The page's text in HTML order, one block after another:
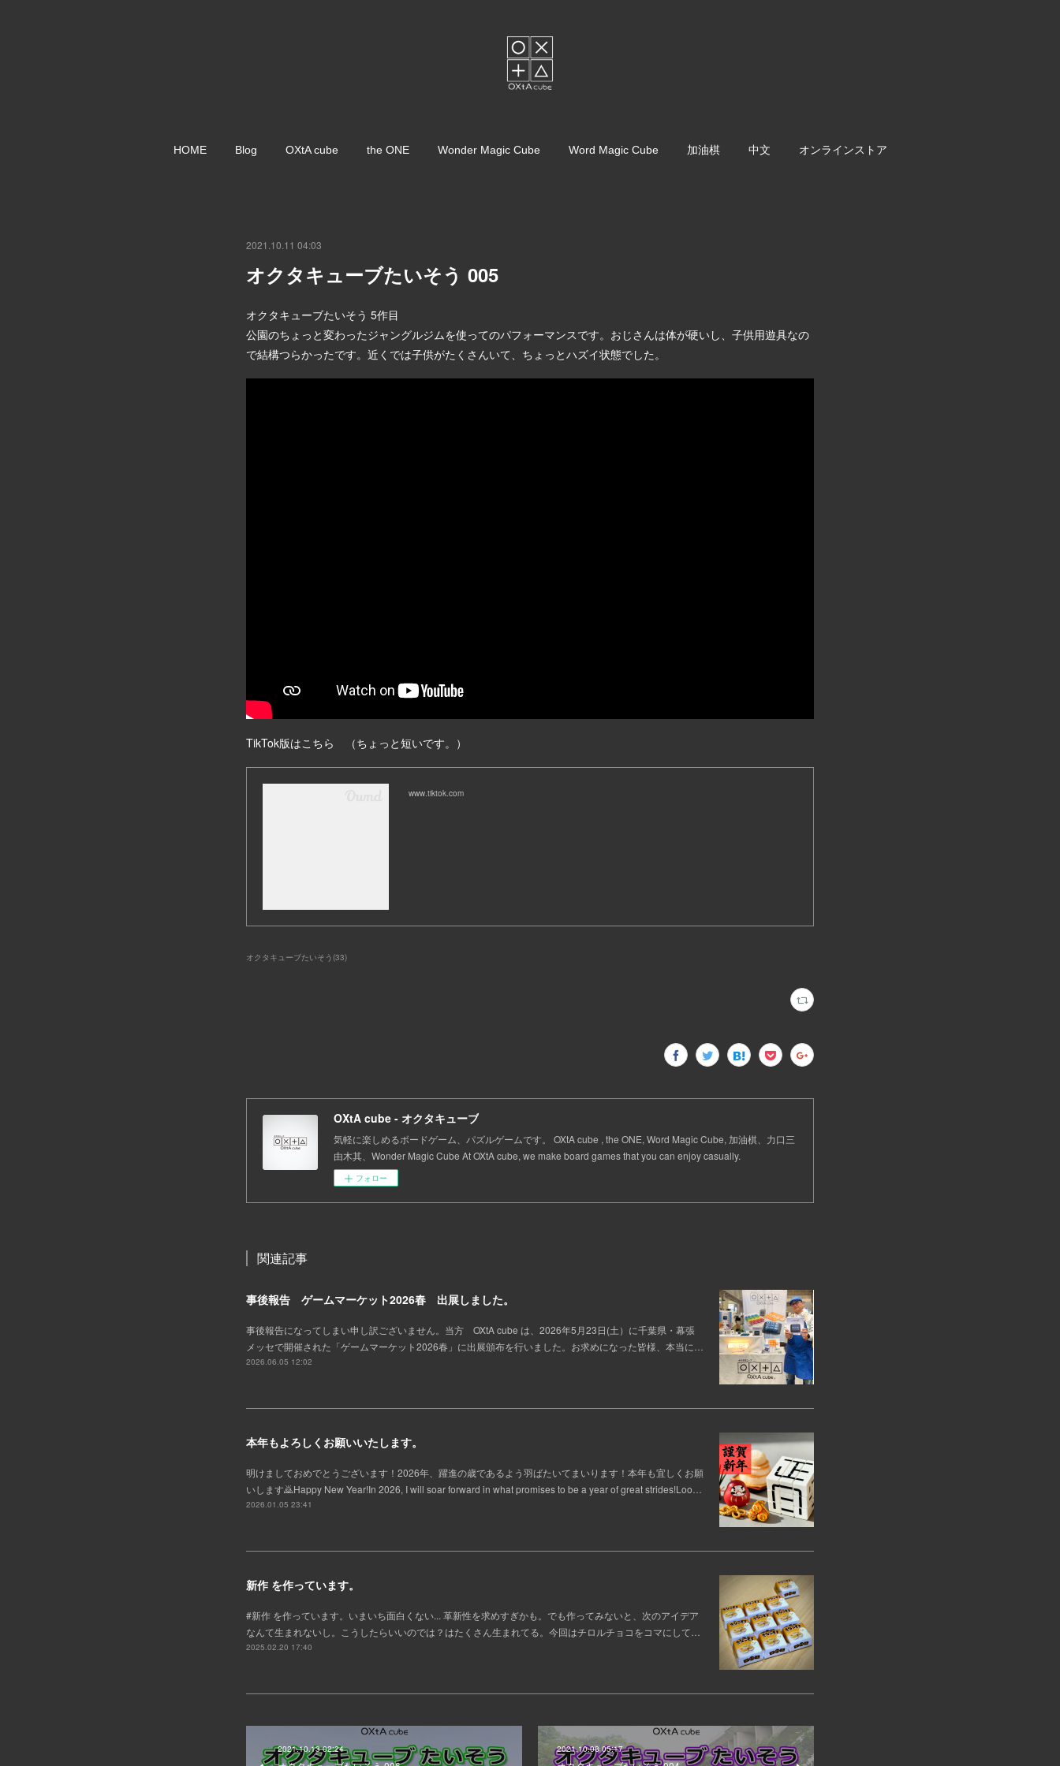
HOME Blog OXtA cube the ONE Wonder Magic Cube Word Magic Cube 加油棋 中文 オンラインストア
2021.10.11 04:03
オクタキューブたいそう 005
オクタキューブたいそう 5作目
公園のちょっと変わったジャングルジムを使ってのパフォーマンスです。おじさんは体が硬いし、子供用遊具なの
で結構つらかったです。近くでは子供がたくさんいて、ちょっとハズイ状態でした。
TikTok版はこちら （ちょっと短いです。）
www.tiktok.com
オクタキューブたいそう (33)
OXtA cube - オクタキューブ
気軽に楽しめるボードゲーム、パズルゲームです。 OXtA cube , the ONE, Word Magic Cube, 加油棋、力口三
由木其、Wonder Magic Cube At OXtA cube, we make board games that you can enjoy casually.
フォロー
関連記事
事後報告 ゲームマーケット2026春 出展しました。
事後報告になってしまい申し訳ございません。当方 OXtA cube は、2026年5月23日(土）に千葉県・幕張
メッセで開催された「ゲームマーケット2026春」に出展頒布を行いました。お求めになった皆様、本当に…
2026.06.05 12:02
本年もよろしくお願いいたします。
明けましておめでとうございます！2026年、躍進の歳であるよう羽ばたいてまいります！本年も宜しくお願
いします🙇Happy New Year!In 2026, I will soar forward in what promises to be a year of great strides!Loo…
2026.01.05 23:41
新作 を作っています。
#新作 を作っています。いまいち面白くない... 革新性を求めすぎかも。でも作ってみないと、次のアイデア
なんて生まれないし。こうしたらいいのでは？はたくさん生まれてる。今回はチロルチョコをコマにして…
2025.02.20 17:40
2021.10.13 02:24 2021.10.08 05:17